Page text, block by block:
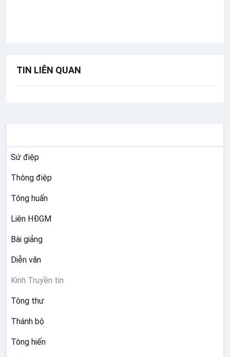
TIN LIÊN QUAN
Sứ điệp
Thông điệp
Tông huấn
Liên HĐGM
Bài giảng
Diễn văn
Kinh Truyền tin
Tông thư
Thánh bộ
Tông hiến